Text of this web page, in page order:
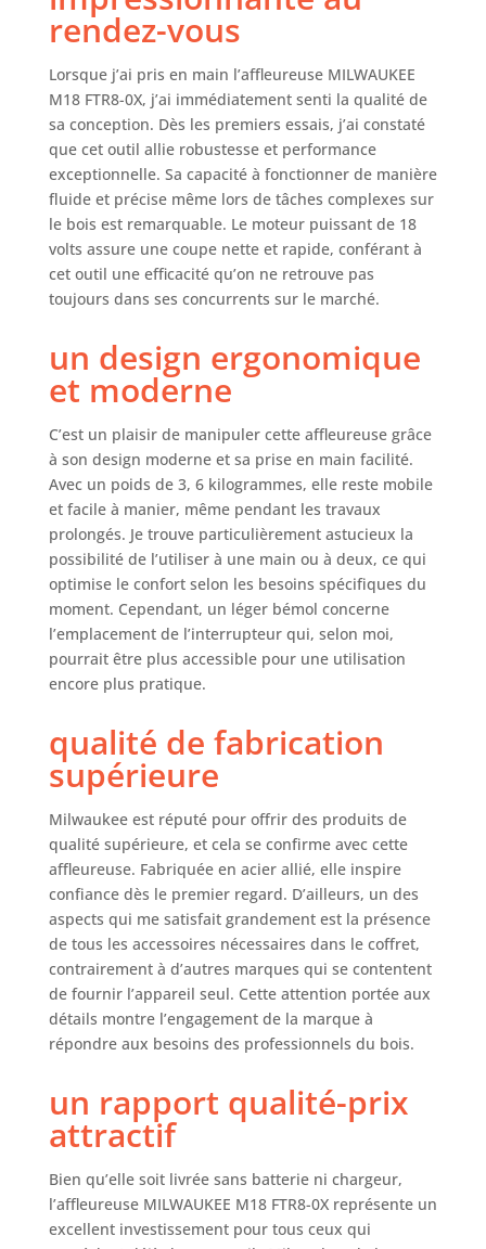
rendez-vous
Lorsque j’ai pris en main l’affleureuse MILWAUKEE
M18 FTR8-0X, j’ai immédiatement senti la qualité de
sa conception. Dès les premiers essais, j’ai constaté
que cet outil allie robustesse et performance
exceptionnelle. Sa capacité à fonctionner de manière
fluide et précise même lors de tâches complexes sur
le bois est remarquable. Le moteur puissant de 18
volts assure une coupe nette et rapide, conférant à
cet outil une efficacité qu’on ne retrouve pas
toujours dans ses concurrents sur le marché.
un design ergonomique
et moderne
C’est un plaisir de manipuler cette affleureuse grâce
à son design moderne et sa prise en main facilité.
Avec un poids de 3, 6 kilogrammes, elle reste mobile
et facile à manier, même pendant les travaux
prolongés. Je trouve particulièrement astucieux la
possibilité de l’utiliser à une main ou à deux, ce qui
optimise le confort selon les besoins spécifiques du
moment. Cependant, un léger bémol concerne
l’emplacement de l’interrupteur qui, selon moi,
pourrait être plus accessible pour une utilisation
encore plus pratique.
qualité de fabrication
supérieure
Milwaukee est réputé pour offrir des produits de
qualité supérieure, et cela se confirme avec cette
affleureuse. Fabriquée en acier allié, elle inspire
confiance dès le premier regard. D’ailleurs, un des
aspects qui me satisfait grandement est la présence
de tous les accessoires nécessaires dans le coffret,
contrairement à d’autres marques qui se contentent
de fournir l’appareil seul. Cette attention portée aux
détails montre l’engagement de la marque à
répondre aux besoins des professionnels du bois.
un rapport qualité-prix
attractif
Bien qu’elle soit livrée sans batterie ni chargeur,
l’affleureuse MILWAUKEE M18 FTR8-0X représente un
excellent investissement pour tous ceux qui